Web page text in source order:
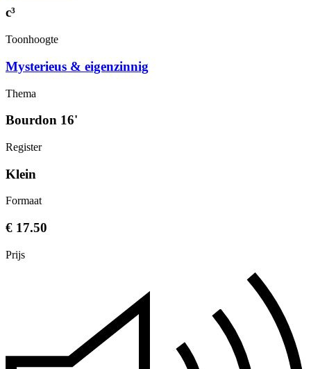
c³
Toonhoogte
Mysterieus & eigenzinnig
Thema
Bourdon 16'
Register
Klein
Formaat
€ 17.50
Prijs